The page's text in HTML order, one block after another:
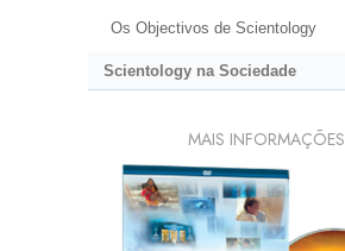
Os Objectivos de Scientology
Scientology na Sociedade
MAIS INFORMAÇÕES